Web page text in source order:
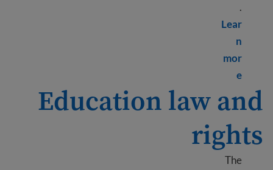
.
Lear
n
mor
e
Learn more about U.S. education system levels
Education law and
rights
The